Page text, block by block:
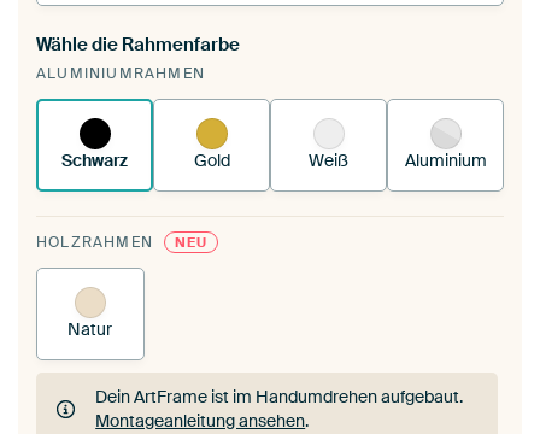
Du spannst einen wechselbaren Textiltuch in
deinen vorhandenen ArtFrame™.
es.
Wähle die Rahmenfarbe
ALUMINIUMRAHMEN
Schwarz Gold Weiß Aluminium
HOLZRAHMEN NEU
Natur
Dein ArtFrame ist im Handumdrehen aufgebaut.
Montageanleitung ansehen.